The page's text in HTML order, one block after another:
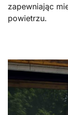
zapewniając
powietrzu.